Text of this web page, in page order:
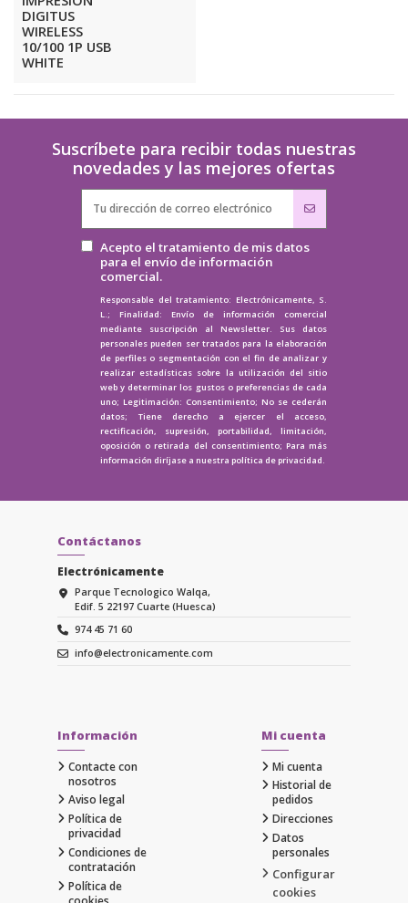
DIGITUS
WIRELESS
10/100 1P USB
WHITE
Suscríbete para recibir todas nuestras
novedades y las mejores ofertas
Acepto el tratamiento de mis datos
para el envío de información
comercial.
Responsable del tratamiento: Electrónicamente, S.
L.; Finalidad: Envío de información comercial
mediante suscripción al Newsletter. Sus datos
personales pueden ser tratados para la elaboración
de perfiles o segmentación con el fin de analizar y
realizar estadísticas sobre la utilización del sitio
web y determinar los gustos o preferencias de cada
uno; Legitimación: Consentimiento; No se cederán
datos; Tiene derecho a ejercer el acceso,
rectificación, supresión, portabilidad, limitación,
oposición o retirada del consentimiento; Para más
información diríjase a nuestra política de privacidad.
Contáctanos
Electrónicamente
Parque Tecnologico Walqa,
Edif. 5 22197 Cuarte (Huesca)
974 45 71 60
info@electronicamente.com
Información
Contacte con
nosotros
Aviso legal
Política de
privacidad
Condiciones de
contratación
Política de
Mi cuenta
Mi cuenta
Historial de
pedidos
Direcciones
Datos
personales
Configurar
cookies